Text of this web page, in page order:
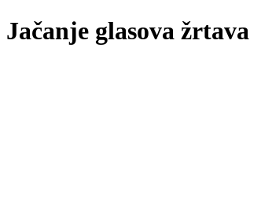
Jačanje glasova žrtava